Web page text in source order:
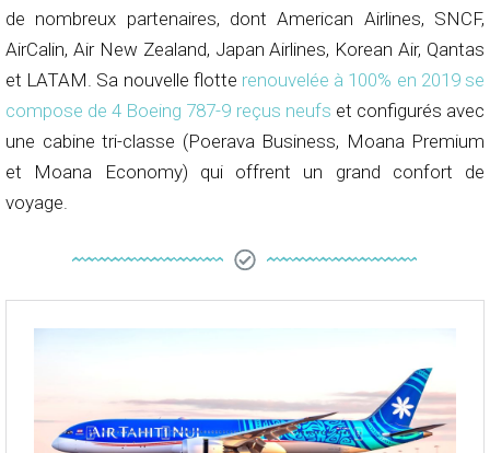
de nombreux partenaires, dont American Airlines, SNCF,
AirCalin, Air New Zealand, Japan Airlines, Korean Air, Qantas
et LATAM. Sa nouvelle flotte renouvelée à 100% en 2019 se
compose de 4 Boeing 787-9 reçus neufs et configurés avec
une cabine tri-classe (Poerava Business, Moana Premium
et Moana Economy) qui offrent un grand confort de
voyage.